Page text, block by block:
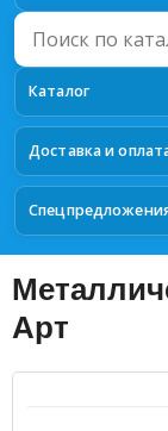
Каталог
Доставка и
Поиск
по
каталогу
Арт